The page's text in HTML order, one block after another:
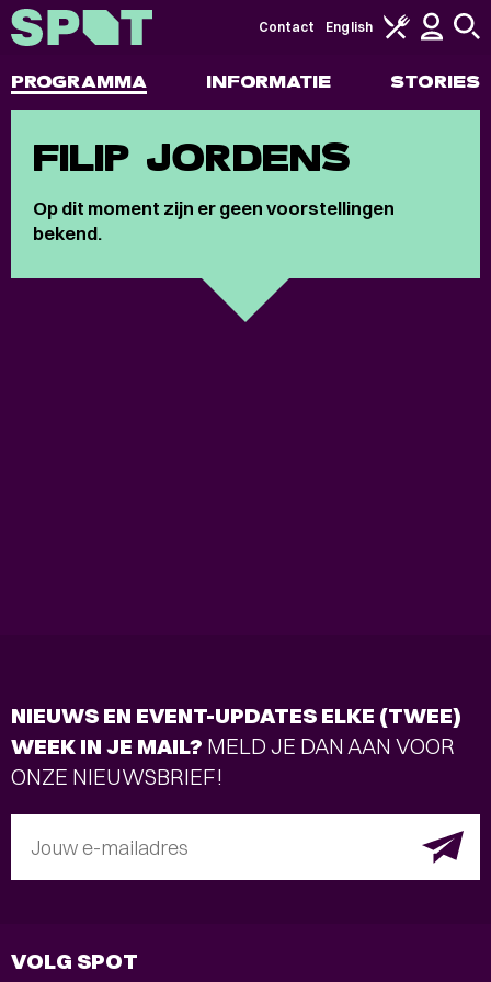
PROGRAMMA INFORMATIE STORIES
Contact English
FILIP JORDENS
Op dit moment zijn er geen voorstellingen
bekend.
NIEUWS EN EVENT-UPDATES ELKE (TWEE)
WEEK IN JE MAIL? MELD JE DAN AAN VOOR
ONZE NIEUWSBRIEF!
Jouw e-mailadres
VOLG SPOT